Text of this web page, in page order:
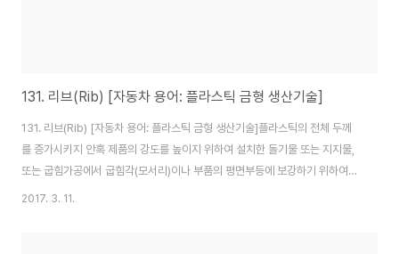
131. 리브(Rib) [자동차 용어: 플라스틱 금형 생산기술]
131. 리브(Rib) [자동차 용어: 플라스틱 금형 생산기술]플라스틱의 전체 두께
를 증가시키지 안혹 제품의 강도를 높이지 위하여 설치한 돌기물 또는 지지물,
또는 굽힘가공에서 굽힘각(모서리)이나 부품의 평면부등에 보강하기 위하여
붙이는 끈모양의 돌기
2017. 3. 11.